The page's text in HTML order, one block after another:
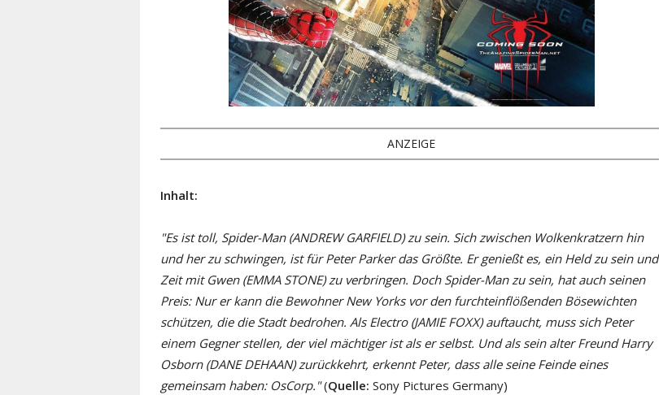
ANZEIGE
Inhalt:
"Es ist toll, Spider-Man (ANDREW GARFIELD) zu sein. Sich zwischen Wolkenkratzern hin
und her zu schwingen, ist für Peter Parker das Größte. Er genießt es, ein Held zu sein und
Zeit mit Gwen (EMMA STONE) zu verbringen. Doch Spider-Man zu sein, hat auch seinen
Preis: Nur er kann die Bewohner New Yorks vor den furchteinflößenden Bösewichten
schützen, die die Stadt bedrohen. Als Electro (JAMIE FOXX) auftaucht, muss sich Peter
einem Gegner stellen, der viel mächtiger ist als er selbst. Und als sein alter Freund Harry
Osborn (DANE DEHAAN) zurückkehrt, erkennt Peter, dass alle seine Feinde eines
gemeinsam haben: OsCorp."(Quelle: Sony Pictures Germany)